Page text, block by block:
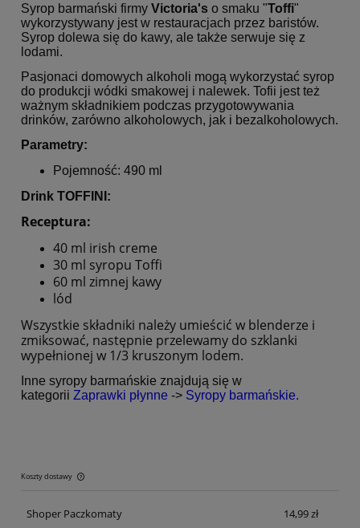
Syrop barmański firmy Victoria's o smaku "Toffi"
wykorzystywany jest w restauracjach przez baristów.
Syrop dolewa się do kawy, ale także serwuje się z
lodami.
Pasjonaci domowych alkoholi mogą wykorzystać syrop
do produkcji wódki smakowej i nalewek. Tofii jest też
ważnym składnikiem podczas przygotowywania
drinków, zarówno alkoholowych, jak i bezalkoholowych.
Parametry:
Pojemność: 490 ml
Drink TOFFINI:
Receptura:
40 ml irish creme
30 ml syropu Toffi
60 ml zimnej kawy
lód
Wszystkie składniki należy umieścić w blenderze i
zmiksować, następnie przelewamy do szklanki
wypełnionej w 1/3 kruszonym lodem.
Inne syropy barmańskie znajdują się w
kategorii Zaprawki płynne -> Syropy barmańskie.
Koszty dostawy
Cena nie zawiera ewentualnych kosztów płatności
Shoper Paczkomaty
14,99 zł